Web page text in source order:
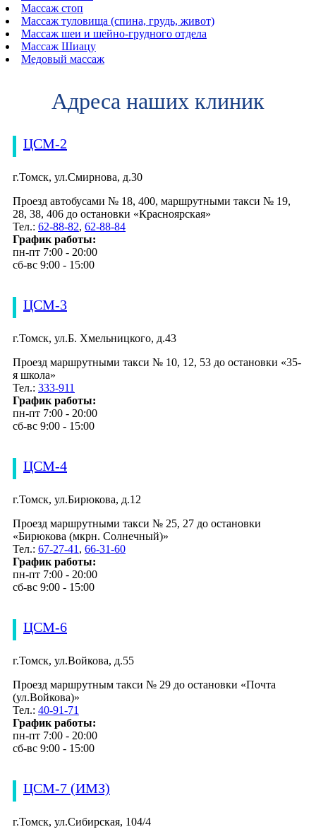
Массаж стоп
Массаж туловища (спина, грудь, живот)
Массаж шеи и шейно-грудного отдела
Массаж Шиацу
Медовый массаж
Адреса наших клиник
ЦСМ-2
г.Томск, ул.Смирнова, д.30
Проезд автобусами № 18, 400, маршрутными такси № 19,
28, 38, 406 до остановки «Красноярская»
Тел.: 62-88-82, 62-88-84
График работы:
пн-пт 7:00 - 20:00
сб-вс 9:00 - 15:00
ЦСМ-3
г.Томск, ул.Б. Хмельницкого, д.43
Проезд маршрутными такси № 10, 12, 53 до остановки «35-
я школа»
Тел.: 333-911
График работы:
пн-пт 7:00 - 20:00
сб-вс 9:00 - 15:00
ЦСМ-4
г.Томск, ул.Бирюкова, д.12
Проезд маршрутными такси № 25, 27 до остановки
«Бирюкова (мкрн. Солнечный)»
Тел.: 67-27-41 , 66-31-60
График работы:
пн-пт 7:00 - 20:00
сб-вс 9:00 - 15:00
ЦСМ-6
г.Томск, ул.Войкова, д.55
Проезд маршрутным такси № 29 до остановки «Почта
(ул.Войкова)»
Тел.: 40-91-71
График работы:
пн-пт 7:00 - 20:00
сб-вс 9:00 - 15:00
ЦСМ-7 (ИМЗ)
г.Томск, ул.Сибирская, 104/4